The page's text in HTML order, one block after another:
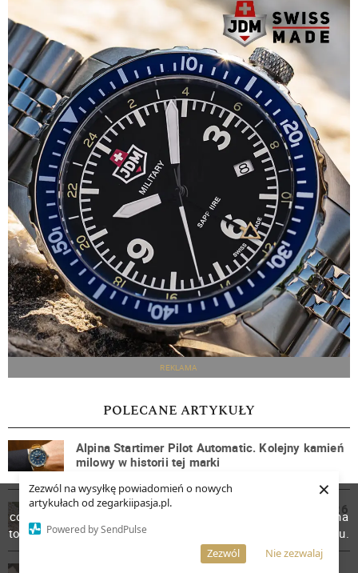
Zezwól na wysyłkę powiadomień o nowych
artykułach od zegarkiipasja.pl.
Powered by SendPulse
Nie zezwalaj
Zezwól
×
REKLAMA
POLECANE ARTYKUŁY
Alpina Startimer Pilot Automatic. Kolejny kamień
milowy w historii tej marki
Rolex (i nie tylko) podnosi ceny zegarków w 2026
roku! Ile zapłacimy za popularne modele?
W celu poprawienia jakości usług korzystamy z plików
cookies. Pozostanie na stronie oznacza, iż wyrażasz zgodę na
to, że pliki cookies będą przechowywane w Twoim urządzeniu.
Więcej informacji